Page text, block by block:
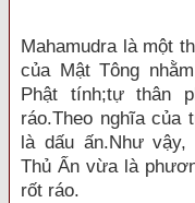
Mahamudra là một
của Mật Tông
Phật tính;tự thân
ráo.Theo nghĩa của
là dấu ấn.Như
Thủ Ấn vừa là
rốt ráo.